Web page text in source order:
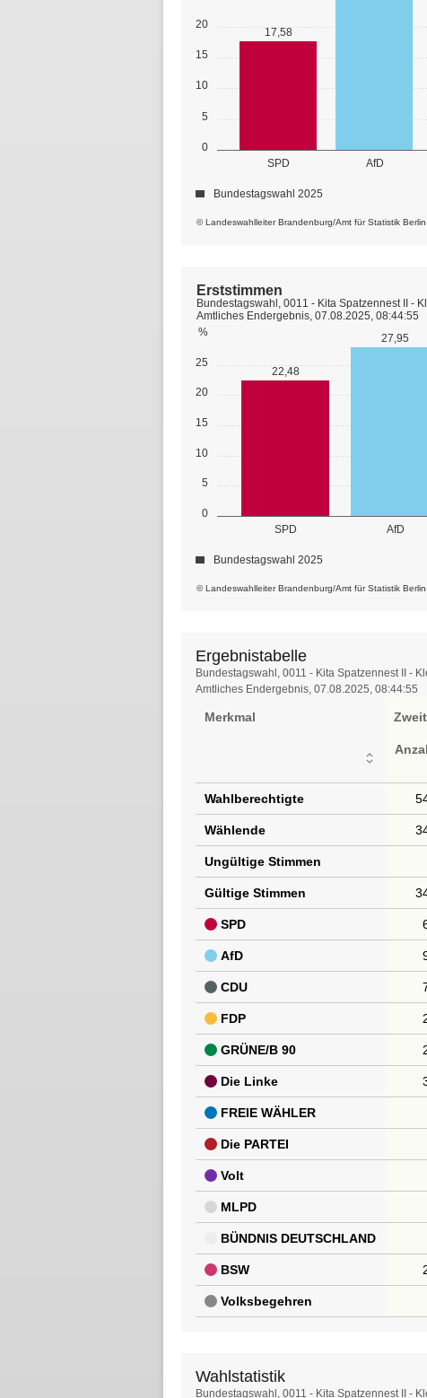
0
5
10
15
20
SPD AfD
17,58
© Landeswahlleiter Brandenburg/Amt für Statistik
Bundestagswahl 2025
0
5
10
15
20
25
%
SPD AfD
22,48
27,95
© Landeswahlleiter Brandenburg/Amt für Statistik
Erststimmen
Bundestagswahl, 0011 - Kita Spatzennest II -
Amtliches Endergebnis, 07.08.2025, 08:44:55
Bundestagswahl 2025
Ergebnistabelle
Ergebnistabelle
Bundestagswahl, 0011 - Kita Spatzennest II -
Amtliches Endergebnis, 07.08.2025, 08:44:55
Merkmal
Wahlberechtigte
Wählende
Ungültige Stimmen
Gültige Stimmen
SPD
AfD
CDU
FDP
GRÜNE/B 90
Die Linke
FREIE WÄHLER
Die PARTEI
Volt
MLPD
BÜNDNIS DEUTSCHLAND
BSW
Volksbegehren
Wahlstatistik
Wahlstatistik
Bundestagswahl, 0011 - Kita Spatzennest II -